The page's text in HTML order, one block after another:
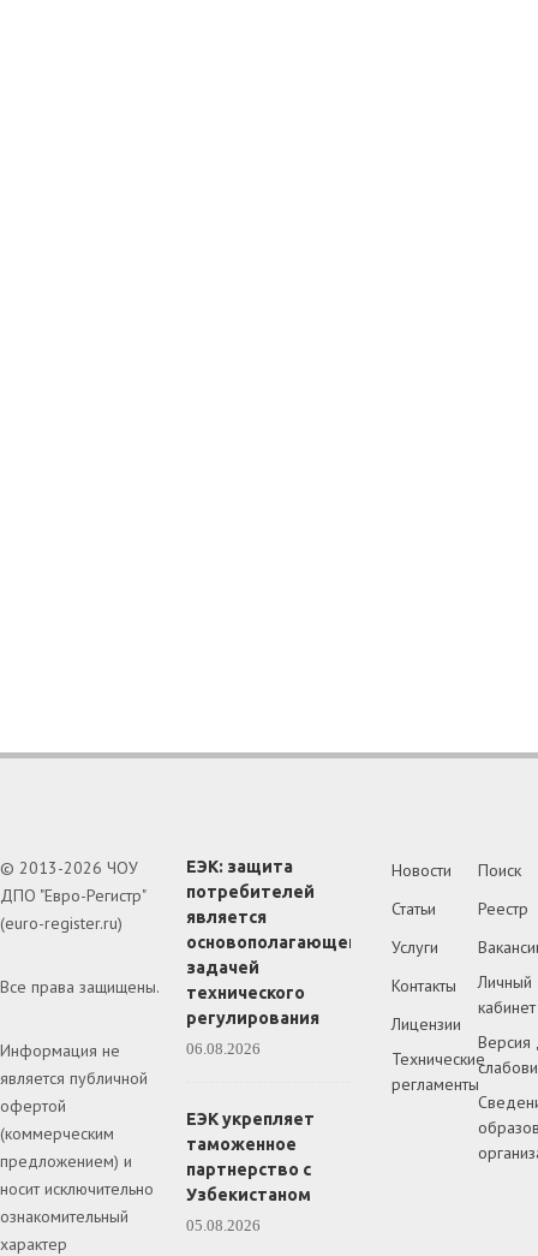
© 2013-2026 ЧОУ
ДПО "Евро-Регистр"
(euro-register.ru)
Все права защищены.
Информация не
является публичной
офертой
(коммерческим
предложением) и
носит исключительно
ознакомительный
характер
ЕЭК: защита
потребителей
является
основополагающей
задачей
технического
регулирования
06.08.2026
ЕЭК укрепляет
таможенное
партнерство с
Узбекистаном
05.08.2026
Новости
Статьи
Услуги
Контакты
Лицензии
Технические
регламенты
Поиск
Реестр
Личный
кабинет
Версия